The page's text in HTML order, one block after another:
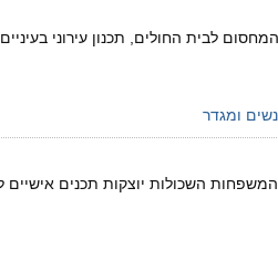
הלקח, 67 שנים לפרשת דיר יאסין, מהמחסום לבית החולים,
נשים ומגדר
השכולות יוצקות תכנים אישיים